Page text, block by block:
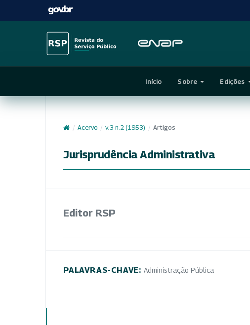
Início Sobre Edições
/ Acervo / v. 3 n. 2 (1953) / Artigos
Jurisprudência Administrativa
Editor RSP
PALAVRAS-CHAVE: Administração Pública